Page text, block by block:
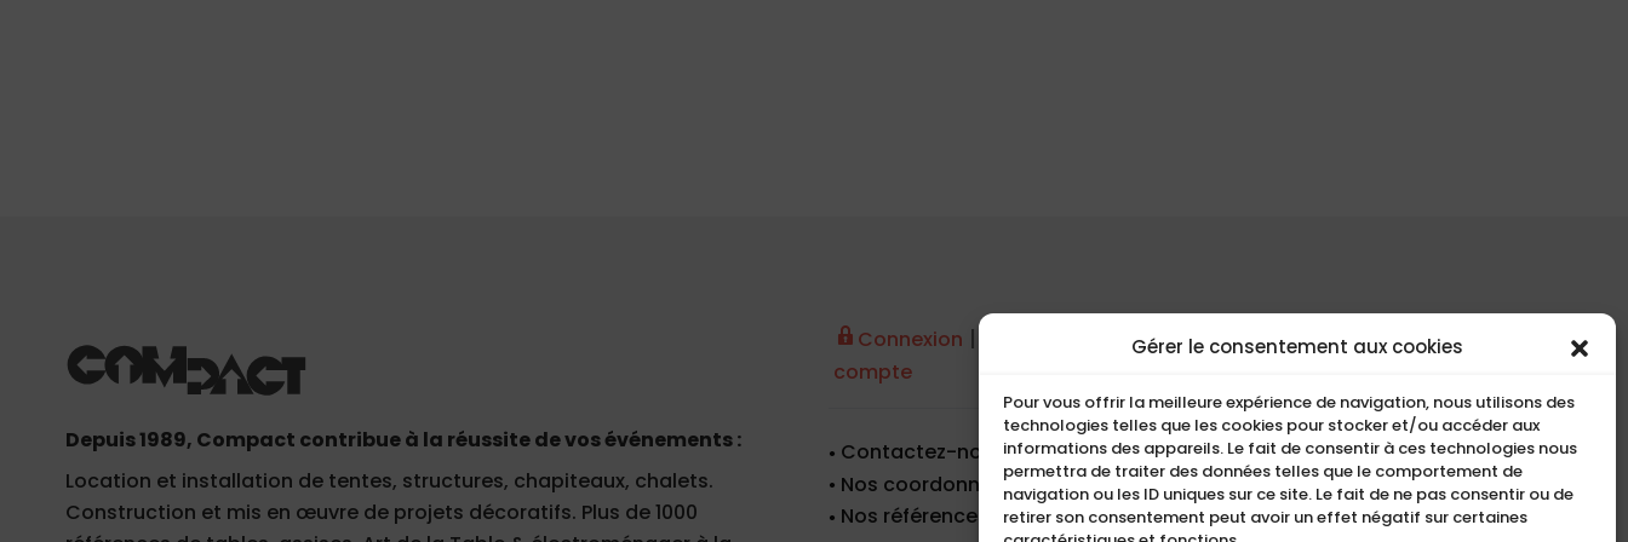
Gérer le consentement aux cookies
Pour vous offrir la meilleure expérience de navigation, nous utilisons des
technologies telles que les cookies pour stocker et/ou accéder aux
informations des appareils. Le fait de consentir à ces technologies nous
permettra de traiter des données telles que le comportement de
navigation ou les ID uniques sur ce site. Le fait de ne pas consentir ou de
retirer son consentement peut avoir un effet négatif sur certaines
Depuis 1989, Compact contribue à la réussite de vos événements :
Location et installation de tentes, structures, chapiteaux, chalets.
Construction et mis en œuvre de projets décoratifs. Plus de 1000
Connexion |
compte
Contactez-nous
Nos coordonnées
Nos références
COMPACT
5, Rue Ambroise Croizat
95195 BP30523
Goussainville Cedex Val
d’Oise France.
01 34 04 76 50